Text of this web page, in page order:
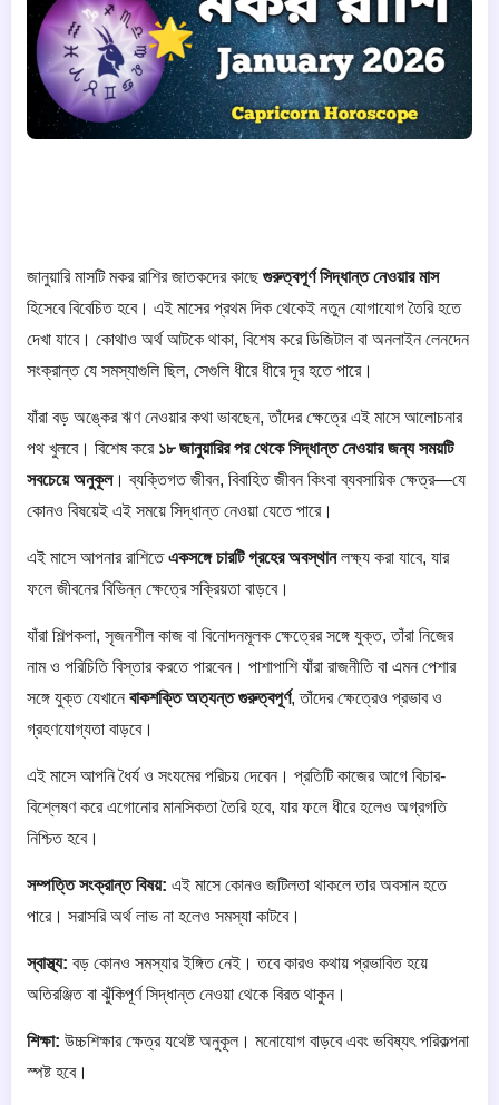
জানুয়ারি মাসটি মকর রাশির জাতকদের কাছেগুরুত্বপূর্ণ সিদ্ধান্ত নেওয়ার মাস
হিসেবে বিবেচিত হবে। এই মাসের প্রথম দিক থেকেই নতুন যোগাযোগ তৈরি হতে
দেখা যাবে। কোথাও অর্থ আটকে থাকা, বিশেষ করে ডিজিটাল বা অনলাইন লেনদেন
সংক্রান্ত যে সমস্যাগুলি ছিল, সেগুলি ধীরে ধীরে দূর হতে পারে।
যাঁরা বড় অঙ্কের ঋণ নেওয়ার কথা ভাবছেন, তাঁদের ক্ষেত্রে এই মাসে আলোচনার
পথ খুলবে। বিশেষ করে ১৮ জানুয়ারির পর থেকে সিদ্ধান্ত নেওয়ার জন্য সময়টি
সবচেয়ে অনুকূল। ব্যক্তিগত জীবন, বিবাহিত জীবন কিংবা ব্যবসায়িক ক্ষেত্র—যে
কোনও বিষয়েই এই সময়ে সিদ্ধান্ত নেওয়া যেতে পারে।
এই মাসে আপনার রাশিতেএকসঙ্গে চারটি গ্রহের অবস্থানলক্ষ্য করা যাবে, যার
ফলে জীবনের বিভিন্ন ক্ষেত্রে সক্রিয়তা বাড়বে।
যাঁরা শিল্পকলা, সৃজনশীল কাজ বা বিনোদনমূলক ক্ষেত্রের সঙ্গে যুক্ত, তাঁরা নিজের
নাম ও পরিচিতি বিস্তার করতে পারবেন। পাশাপাশি যাঁরা রাজনীতি বা এমন পেশার
সঙ্গে যুক্ত যেখানে বাকশক্তি অত্যন্ত গুরুত্বপূর্ণ, তাঁদের ক্ষেত্রেও প্রভাব ও
গ্রহণযোগ্যতা বাড়বে।
এই মাসে আপনি ধৈর্য ও সংযমের পরিচয় দেবেন। প্রতিটি কাজের আগে বিচার-
বিশ্লেষণ করে এগোনোর মানসিকতা তৈরি হবে, যার ফলে ধীরে হলেও অগ্রগতি
নিশ্চিত হবে।
সম্পত্তি সংক্রান্ত বিষয়: এই মাসে কোনও জটিলতা থাকলে তার অবসান হতে
পারে। সরাসরি অর্থ লাভ না হলেও সমস্যা কাটবে।
স্বাস্থ্য: বড় কোনও সমস্যার ইঙ্গিত নেই। তবে কারও কথায় প্রভাবিত হয়ে
অতিরঞ্জিত বা ঝুঁকিপূর্ণ সিদ্ধান্ত নেওয়া থেকে বিরত থাকুন।
শিক্ষা: উচ্চশিক্ষার ক্ষেত্র যথেষ্ট অনুকূল। মনোযোগ বাড়বে এবং ভবিষ্যৎ পরিকল্পনা
স্পষ্ট হবে।